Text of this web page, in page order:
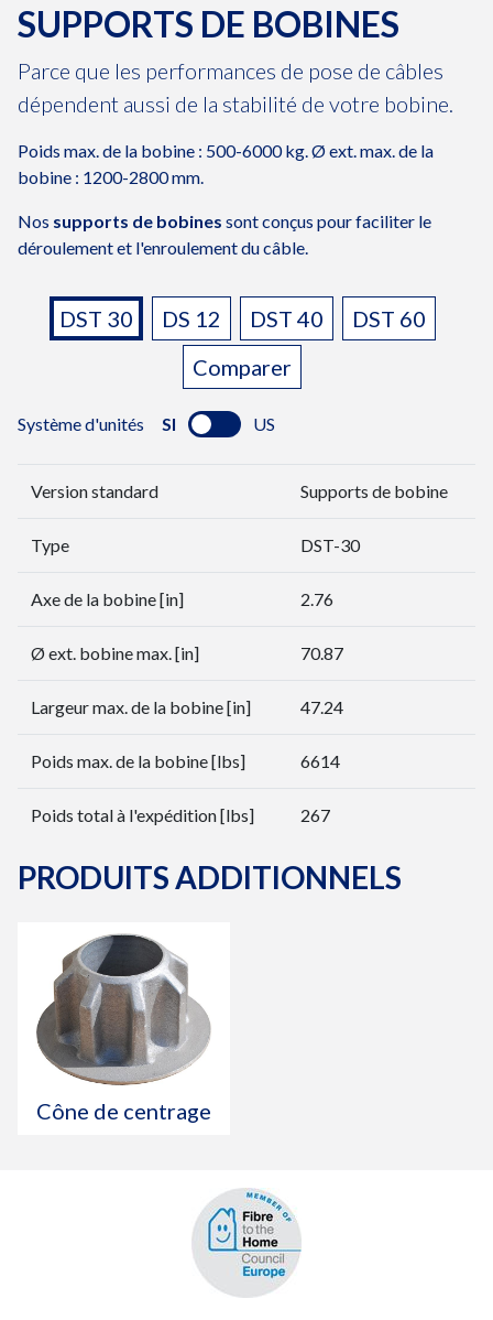
SUPPORTS DE BOBINES
Parce que les performances de pose de câbles
dépendent aussi de la stabilité de votre bobine.
Poids max. de la bobine : 500-6000 kg. Ø ext. max. de la
bobine : 1200-2800 mm.
Nos supports de bobines sont conçus pour faciliter le
déroulement et l'enroulement du câble.
CARACTÉRISTIQUES
Variantes :
DST 30 DS 12 DST 40
DST 60
Comparer
Système d'unités SI US
Version standard Supports de bobine
Type DST-30
Axe de la bobine [in] 2.76
Ø ext. bobine max. [in] 70.87
Largeur max. de la bobine [in] 47.24
Poids max. de la bobine [lbs] 6614
Poids total à l'expédition [lbs] 267
PRODUITS ADDITIONNELS
Cône de centrage